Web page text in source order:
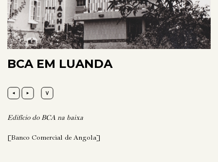
BCA EM LUANDA
Edifício do BCA na baixa
[Banco Comercial de Angola]